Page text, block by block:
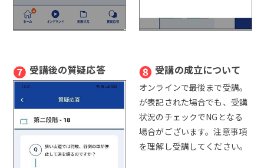
❼ 受講後の質疑応答 ❽ 受講の成立について
オンラインで最後まで受講。
が表記された場合でも、受講
状況のチェックでNGとなる
場合がございます。注意事項
を理解し受講してください。